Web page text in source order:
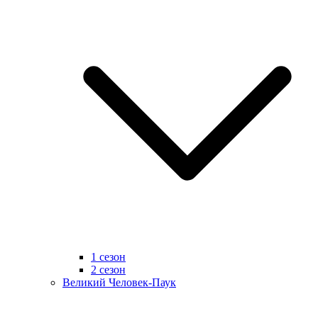
1 сезон
2 сезон
Великий Человек-Паук